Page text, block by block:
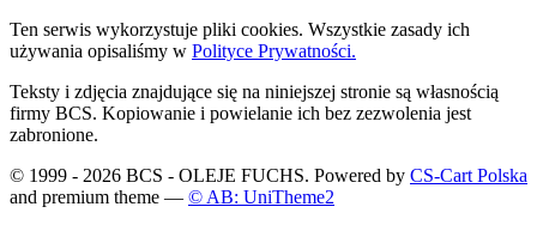
Ten serwis wykorzystuje pliki cookies. Wszystkie zasady ich
używania opisaliśmy w Polityce Prywatności.
Teksty i zdjęcia znajdujące się na niniejszej stronie są własnością
firmy BCS. Kopiowanie i powielanie ich bez zezwolenia jest
zabronione.
© 1999 - 2026 BCS - OLEJE FUCHS. Powered by CS-Cart Polska
and premium theme — © AB: UniTheme2